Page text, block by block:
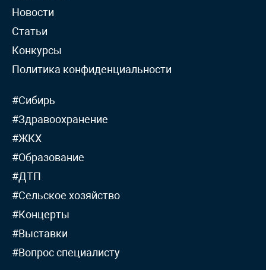
Новости
Статьи
Конкурсы
Политика конфиденциальности
#Сибирь
#Здравоохранение
#ЖКХ
#Образование
#ДТП
#Сельское хозяйство
#Концерты
#Выставки
#Вопрос специалисту